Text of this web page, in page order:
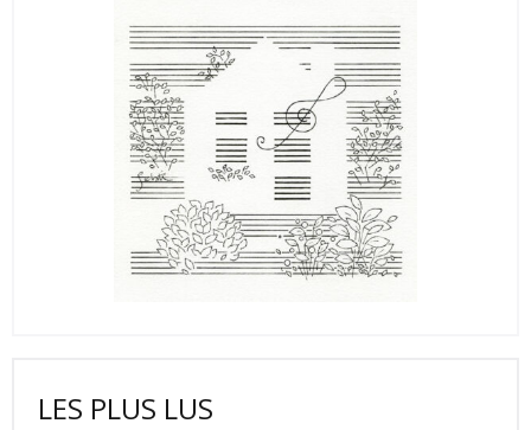
LES PLUS LUS